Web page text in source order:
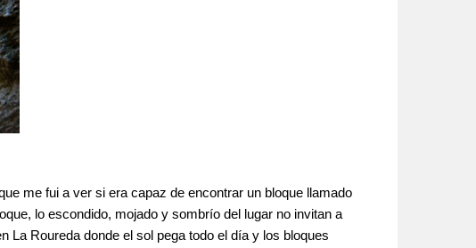
me fui a ver si era capaz de encontrar un bloque llamado
lo escondido, mojado y sombrío del lugar no invitan a
Roureda donde el sol pega todo el día y los bloques